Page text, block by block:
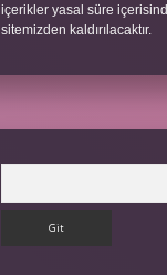
içerikler yasal süre
sitemizden kaldırılacaktır.